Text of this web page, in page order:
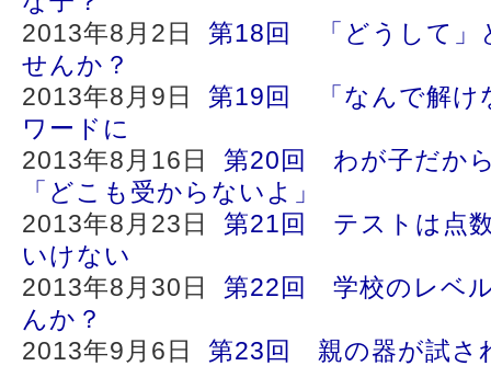
2013年8月2日 第18回 「どうして」
せんか？
2013年8月9日 第19回 「なんで解け
ワードに
2013年8月16日 第20回 わが子だか
「どこも受からないよ」
2013年8月23日 第21回 テストは点
いけない
2013年8月30日 第22回 学校のレベ
んか？
2013年9月6日 第23回 親の器が試さ